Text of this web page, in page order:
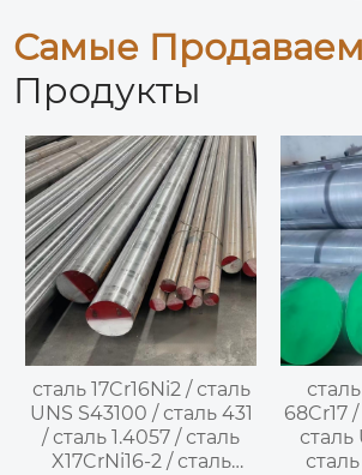
Самые
Продукты
сталь 17Cr16Ni2 / сталь
UNS S43100 / сталь 431
/ сталь 1.4057 / сталь
X17CrNi16-2 / сталь
68Cr17
сталь